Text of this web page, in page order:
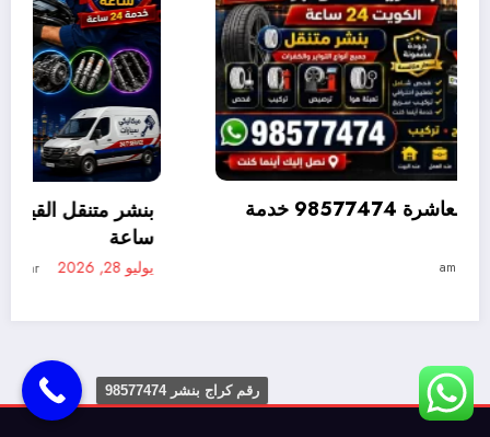
ammar ammar
بنشر متنقل القصور 98577474 خدمة متنقلة 24
رقم كراج بنشر 98577474